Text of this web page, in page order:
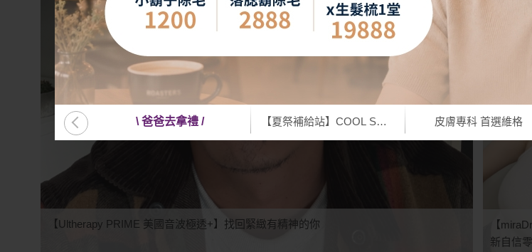
\ 爸爸去拿禮 / 【夏祭補給站】COOL SUMMER SUPPLY✦皮膚專科 首選維格
【Ultherapy PRIME 美國音波極透+】找回緊緻有精神的你
力量的
【
新自信